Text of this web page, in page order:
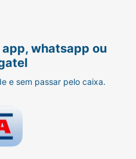
whatsapp ou
e sem passar pelo caixa.